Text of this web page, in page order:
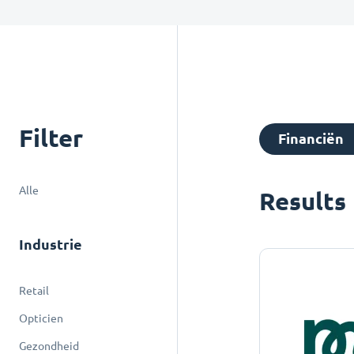
Filter
Alle
Industrie
Retail
Opticien
Gezondheid
Financiën
Results